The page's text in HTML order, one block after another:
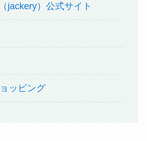
jackery）公式サイト
ッピング